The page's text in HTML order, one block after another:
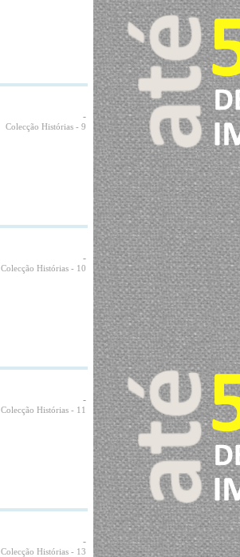
-
Colecção Histórias- 9
-
Colecção Histórias- 10
-
Colecção Histórias- 11
-
Colecção Histórias- 13